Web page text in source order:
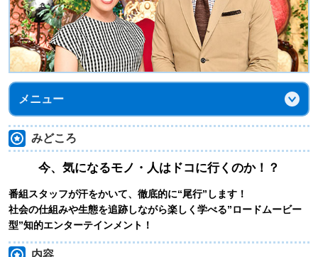
メニュー
みどころ
今、気になるモノ・人はドコに行くのか！？
番組スタッフが汗をかいて、徹底的に“尾行”します！
社会の仕組みや生態を追跡しながら楽しく学べる”ロードムービー
型”知的エンターテインメント！
内容